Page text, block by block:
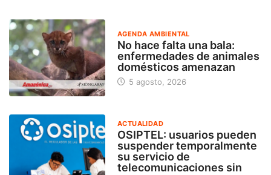
AGENDA AMBIENTAL
No hace falta una bala:
enfermedades de animales
domésticos amenazan
5 agosto, 2026
ACTUALIDAD
OSIPTEL: usuarios pueden
suspender temporalmente
su servicio de
telecomunicaciones sin